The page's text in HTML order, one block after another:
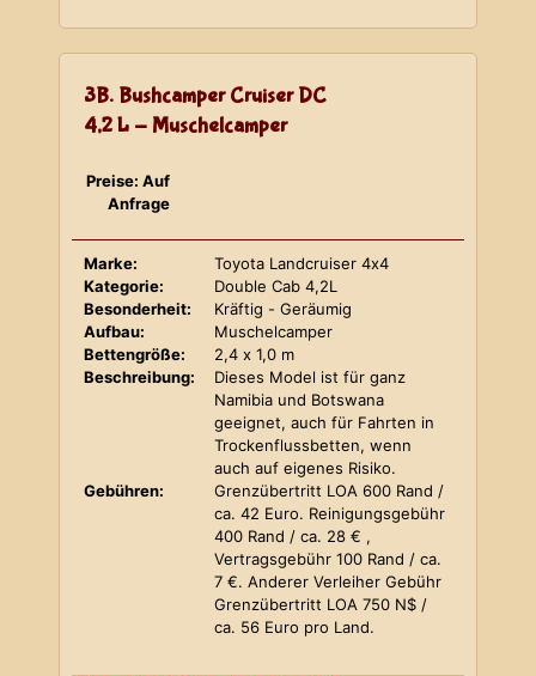
3B. Bushcamper Cruiser DC
4,2 L - Muschelcamper
Preise: Auf
Anfrage
Marke:
Toyota Landcruiser 4x4
Kategorie:
Double Cab 4,2L
Besonderheit:
Kräftig - Geräumig
Aufbau:
Muschelcamper
Bettengröße:
2,4 x 1,0 m
Beschreibung:
Dieses Model ist für ganz
Namibia und Botswana
geeignet, auch für Fahrten in
Trockenflussbetten, wenn
auch auf eigenes Risiko.
Gebühren:
Grenzübertritt LOA 600 Rand /
ca. 42 Euro. Reinigungsgebühr
400 Rand / ca. 28 € ,
Vertragsgebühr 100 Rand / ca.
7 €. Anderer Verleiher Gebühr
Grenzübertritt LOA 750 N$ /
ca. 56 Euro pro Land.